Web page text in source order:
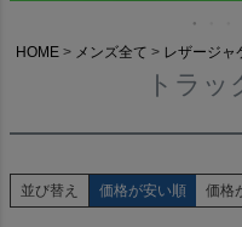
HOME メンズ全て レザージャ
トラッ
並び替え 価格が安い順 価格